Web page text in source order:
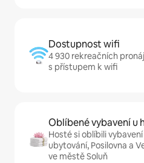
Dostupnost wifi
4 930 rekreačních
s přístupem k wifi
Oblíbené vybavení u
Hosté si oblíbili
ubytování, Posilovna a
ve městě Soluň